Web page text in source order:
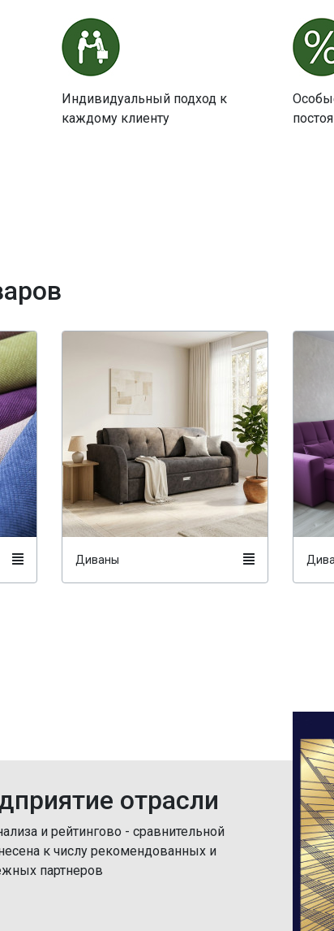
Индивидуальный подход к
каждому клиенту
Диваны
отрасли
и рейтингово - сравнительной
к числу рекомендованных и
партнеров